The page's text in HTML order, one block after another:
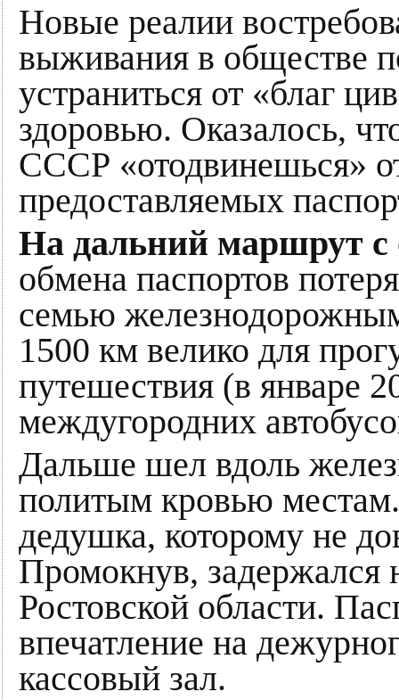
Новые реалии
выживания в обществе
устраниться от «благ
здоровью. Оказалось,
СССР «отодвинешься»
предоставляемых
На дальний маршрут с
обмена паспортов
семью
1500 км велико для
путешествия (в январе
междугородних
Дальше шел вдоль
политым кровью
дедушка, которому не
Промокнув, задержался
Ростовской области.
впечатление на
кассовый зал.